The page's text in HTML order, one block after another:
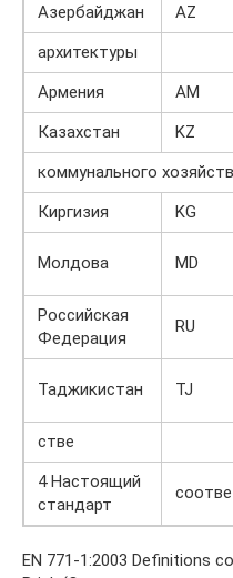
Азербайджан AZ
архитектуры
Армения
AM
Казахстан
KZ
коммунального
Киргизия
KG
Молдова MD
Российская
Федерация
RU
Таджикистан TJ
стве
4 Настоящий
стандарт
EN 771-1:2003 Definitions